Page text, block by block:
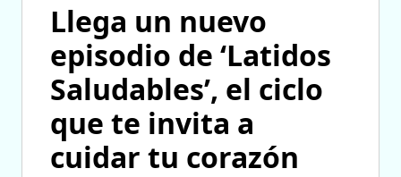
Llega un nuevo
episodio de ‘Latidos
Saludables’, el ciclo
que te invita a
cuidar tu corazón